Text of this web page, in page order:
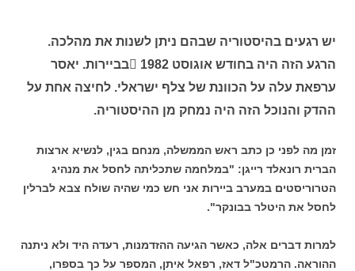
יש רגעים בהיסטוריה שבהם ניתן לשנות את מהלכה.
הרגע הזה היה בחודש אוגוסט 1982 בביירות. יאסר
ערפאת עלה על הכוונת של צלף ישראלי. לחיצה אחת על
ההדק והנוכל הזה היה נמחק מן ההיסטוריה.
זמן מה לפני כן כתב ראש הממשלה, מנחם בגין, לנשיא ארצות
הברית רונאלד רייגן: "במלחמה שתכליתה לחסל את מנהיג
הטרוריסטים במערב ביירות אני חש כמי שהיה שולח צבא לברלין
לחסל את היטלר בבונקר".
למרות דברים אלה, כאשר הגיעה ההזדמנות, רעדה היד ולא ניתנה
ההוראה. הרמטכ"ל דאז, רפאל איתן, המספר על כך בספרו,